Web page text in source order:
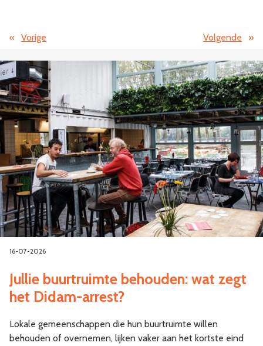
« Vorige Volgende »
16-07-2026
Jullie buurtruimte behouden: wat zegt
het Didam-arrest?
Lokale gemeenschappen die hun buurtruimte willen
behouden of overnemen, lijken vaker aan het kortste eind